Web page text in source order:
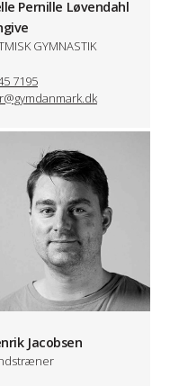
Pernille Løvendahl
GYMNASTIK
7195
Jacobsen